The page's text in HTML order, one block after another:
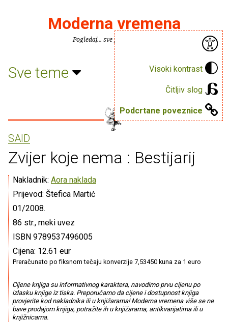
Visoki kontrast
Čitljiv slog
Podcrtane poveznice
Moderna vremena
Pogledaj... sve je puno knjiga.
Sve teme
SAID
Zvijer koje nema : Bestijarij
Nakladnik: Aora naklada
Prijevod: Štefica Martić
01/2008.
86 str., meki uvez
ISBN 9789537496005
Cijena: 12.61 eur
Preračunato po fiksnom tečaju konverzije 7,53450 kuna za 1 euro
Cijene knjiga su informativnog karaktera, navodimo prvu cijenu po
izlasku knjige iz tiska. Preporučamo da cijene i dostupnost knjiga
provjerite kod nakladnika ili u knjižarama! Moderna vremena više se ne
bave prodajom knjiga, potražite ih u knjižarama, antikvarijatima ili u
knjižnicama.